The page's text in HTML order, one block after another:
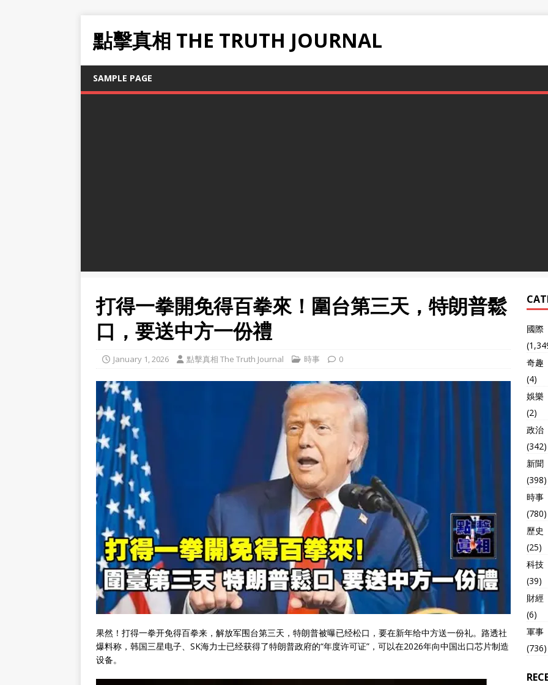
點擊真相 THE TRUTH JOURNAL
SAMPLE PAGE
打得一拳開免得百拳來！圍台第三天，特朗普鬆
口，要送中方一份禮
January 1, 2026 點擊真相 The Truth Journal 時事 0
果然！打得一拳开免得百拳来，解放军围台第三天，特朗普被曝已经松口，要在新年给中方送一份礼。路透社
爆料称，韩国三星电子、SK海力士已经获得了特朗普政府的“年度许可证”，可以在2026年向中国出口芯片制造
设备。
國際
奇趣
(4)
娛樂
(2)
政治
(342)
新聞
(398)
時事
(780)
歷史
(25)
科技
(39)
財經
(6)
軍事
(736)